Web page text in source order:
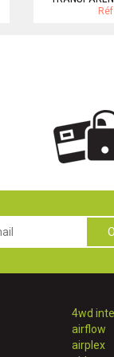
4wd
airflow
airplex